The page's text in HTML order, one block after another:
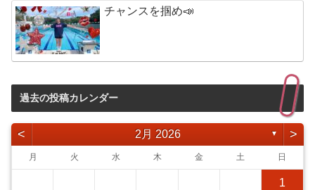
チャンスを掴め📣
過去の投稿カレンダー
< 2月 2026 ▼ >
月 火 水 木 金 土 日
1